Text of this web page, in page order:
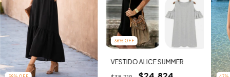
36% OFF
VESTIDO ALICE SUMMER